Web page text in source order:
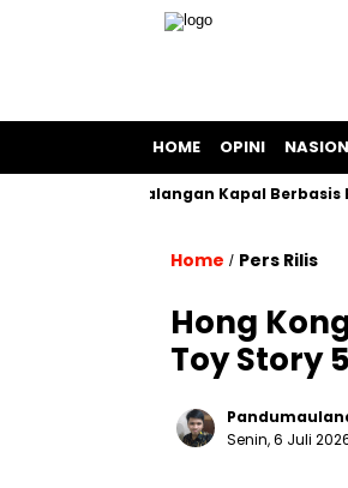
HOME OPINI
Galangan Kapal Berbasis Energi
Home / Pers Rilis
Hong
Toy Story
Senin, 6 Juli